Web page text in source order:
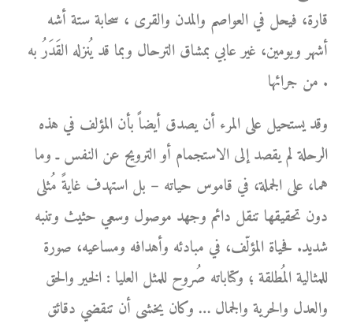
قارة، فيحل في العواصم والمدن والقرى ، سحابة ستة أشه
أشهر ويومين، غير عابي بمشاق الترحال وبما قد يُنزله القَدَرُ به
من جرائها .
وقد يستحيل على المرء أن يصدق أيضاً بأن المؤلف في هذه
الرحلة لم يقصد إلى الاستجمام أو الترويح عن النفس ـ وما
هما، على الجملة، في قاموس حياته – بل استهدف غايةً مُثلى
دون تحقيقها تنقل دائم وجهد موصول وسعي حثيث وتنبه
شديد. فحياة المؤلّف، في مبادئه وأهدافه ومساعيه، صورة
للمثالية المُطلقة ؛ وكتاباته صُروح للمثل العليا : الخير والحق
والعدل والحرية والجمال … وكان يخشى أن تنقضي دقائق